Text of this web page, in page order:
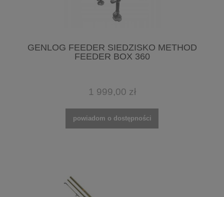
GENLOG FEEDER SIEDZISKO METHOD
FEEDER BOX 360
1 999,00 zł
powiadom o dostępności